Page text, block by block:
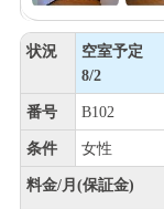
状況
空室予定
8/2
番号 B102
条件 女性
料金/月(保証金)